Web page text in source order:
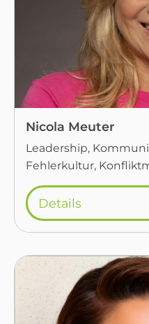
Nicola Meuter
Leadership,
Fehlerkultur,
Details